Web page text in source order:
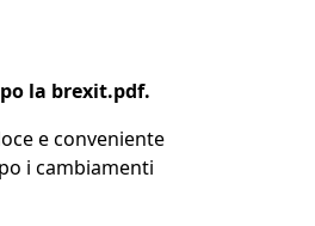
la brexit.pdf.
e conveniente
i cambiamenti